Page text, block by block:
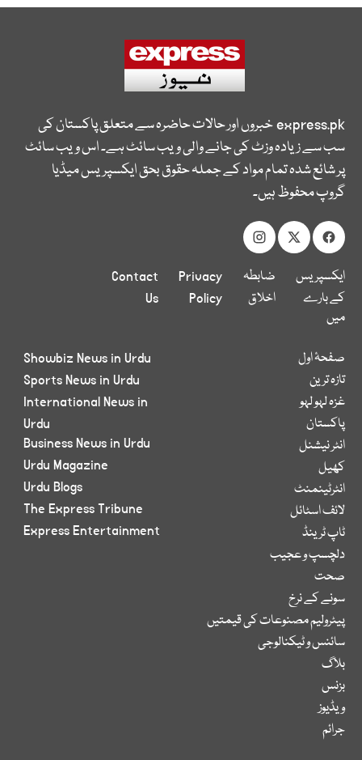
express.pkخبروں اور حالات حاضرہ سے متعلق پاکستان کی
سب سے زیادہ وزٹ کی جانے والی ویب سائٹ ہے۔ اس ویب سائٹ
پر شائع شدہ تمام مواد کے جملہ حقوق بحق ایکسپریس میڈیا
گروپ محفوظ ہیں۔
ایکسپریس
کے بارے
میں
ضابطہ
اخلاق
Privacy
Policy
Contact
Us
صفحۂ اول
تازہ ترین
غزہ لہو لہو
پاکستان
انٹر نیشنل
کھیل
انٹرٹینمنٹ
لائف اسٹائل
ٹاپ ٹرینڈ
دلچسپ و عجیب
صحت
سونے کے نرخ
پیٹرولیم مصنوعات کی قیمتیں
سائنس و ٹیکنالوجی
بلاگ
بزنس
ویڈیوز
جرائم
Showbiz News in Urdu
Sports News in Urdu
International News in
Urdu
Business News in Urdu
Urdu Magazine
Urdu Blogs
The Express Tribune
Express Entertainment